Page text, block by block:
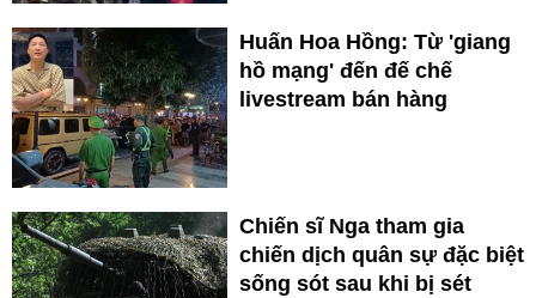
Huấn Hoa Hồng: Từ 'giang
hồ mạng' đến đế chế
livestream bán hàng
Chiến sĩ Nga tham gia
chiến dịch quân sự đặc biệt
sống sót sau khi bị sét